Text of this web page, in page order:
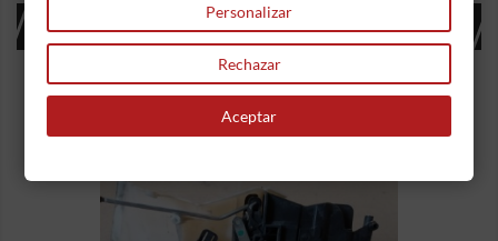
16 OTROS PRODUCTOS EN LA MISMA
CATEGORÍA:
Personalizar
Rechazar
Aceptar